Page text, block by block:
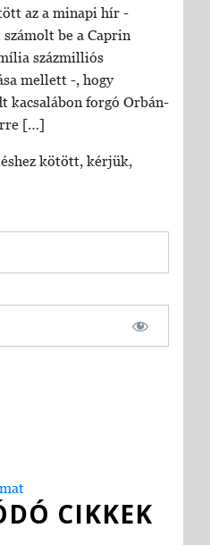
az a minapi hír -
be a Caprin
százmilliós
mellett -, hogy
kacsalábon forgó Orbán-
[…]
kötött, kérjük,
CIKKEK